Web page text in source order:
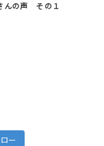
んの声 その１
ー